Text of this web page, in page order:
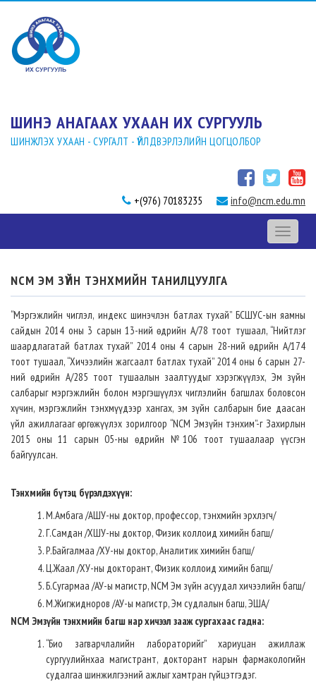
ШИНЭ АНАГААХ УХААН ИХ СУРГУУЛЬ
ШИНЖЛЭХ УХААН - СУРГАЛТ - ҮЙЛДВЭРЛЭЛИЙН ЦОГЦОЛБОР
+(976) 70183235 info@ncm.edu.mn
Toggle
NCM ЭМ ЗҮЙН ТЭНХМИЙН ТАНИЛЦУУЛГА
“Мэргэжлийн чиглэл, индекс шинэчлэн батлах тухай” БСШУС-ын яамны
сайдын 2014 оны 3 сарын 13-ний өдрийн А/78 тоот тушаал, “Нийтлэг
шаардлагатай батлах тухай” 2014 оны 4 сарын 28-ний өдрийн А/174
тоот тушаал, “Хичээлийн жагсаалт батлах тухай” 2014 оны 6 сарын 27-
ний өдрийн А/285 тоот тушаалын заалтуудыг хэрэгжүүлэх, Эм зүйн
салбарыг мэргэжлийн болон мэргэшүүлэх чиглэлийн багшлах боловсон
хүчин, мэргэжлийн тэнхмүүдээр хангах, эм зүйн салбарын бие даасан
үйл ажиллагааг өргөжүүлэх зорилгоор “NCM Эмзүйн тэнхим”-г Захирлын
2015 оны 11 сарын 05-ны өдрийн №106 тоот тушаалаар үүсгэн
байгуулсан.
Тэнхмийн бүтэц бүрэлдэхүүн:
М.Амбага /АШУ-ны доктор, профессор, тэнхмийн эрхлэгч/
Г.Самдан /ХШУ-ны доктор, Физик коллоид химийн багш/
Р.Байгалмаа /ХУ-ны доктор, Аналитик химийн багш/
Ц.Жаал /ХУ-ны докторант, Физик коллоид химийн багш/
Б.Сугармаа /АУ-ы магистр, NCM Эм зүйн асуудал хичээлийн багш/
М.Жигжидноров /АУ-ы магистр, Эм судлалын багш, ЭША/
NCM Эмзүйн тэнхмийн багш нар хичээл зааж сургахаас гадна:
“Био загварчлалийн лабораторийг” хариуцан ажиллаж
сургуулийнхаа магистрант, докторант нарын фармакологийн
судалгаа шинжилгээний ажлыг хамтран гүйцэтгэдэг.